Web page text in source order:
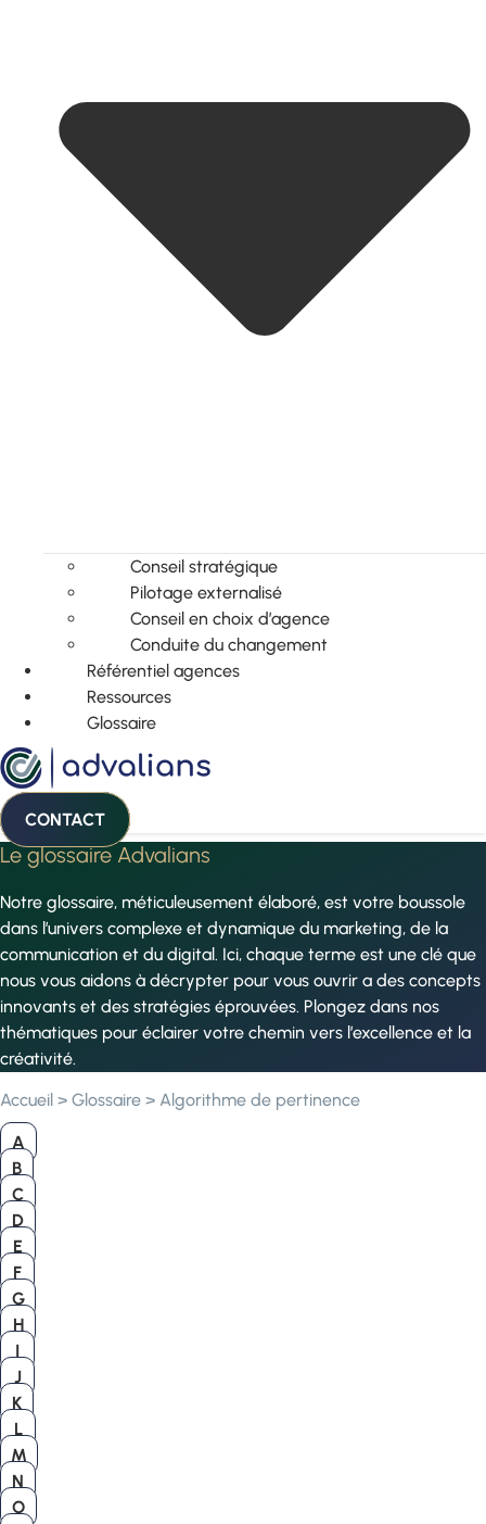
Conseil stratégique
Pilotage externalisé
Conseil en choix d’agence
Conduite du changement
Référentiel agences
Ressources
Glossaire
CONTACT
Le glossaire Advalians
Notre glossaire, méticuleusement élaboré, est votre boussole
dans l’univers complexe et dynamique du marketing, de la
communication et du digital. Ici, chaque terme est une clé que
nous vous aidons à décrypter pour vous ouvrir a des concepts
innovants et des stratégies éprouvées. Plongez dans nos
thématiques pour éclairer votre chemin vers l’excellence et la
créativité.
Accueil > Glossaire > Algorithme de pertinence
A
B
C
D
E
F
G
H
I
J
K
L
M
N
O